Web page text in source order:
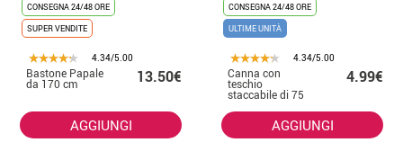
CONSEGNA 24/48 ORE
SUPER VENDITE
4.34/5.00
Bastone Papale
da 170 cm 13.50€
AGGIUNGI
CONSEGNA 24/48 ORE
ULTIME UNITÀ
4.34/5.00
Canna con
teschio
staccabile di 75
4.99€
AGGIUNGI